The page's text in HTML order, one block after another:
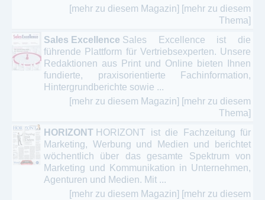
[mehr zu diesem Magazin] [mehr zu diesem
Thema]
Sales Excellence Sales Excellence ist die
führende Plattform für Vertriebsexperten. Unsere
Redaktionen aus Print und Online bieten Ihnen
fundierte, praxisorientierte Fachinformation,
Hintergrundberichte sowie ...
[mehr zu diesem Magazin] [mehr zu diesem
Thema]
HORIZONT HORIZONT ist die Fachzeitung für
Marketing, Werbung und Medien und berichtet
wöchentlich über das gesamte Spektrum von
Marketing und Kommunikation in Unternehmen,
Agenturen und Medien. Mit ...
[mehr zu diesem Magazin] [mehr zu diesem